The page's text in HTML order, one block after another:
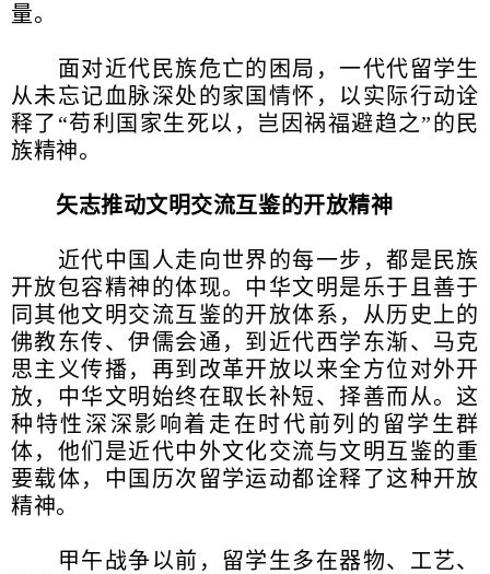
量。
面对近代民族危亡的困局，一代代留学生
从未忘记血脉深处的家国情怀，以实际行动诠
释了“苟利国家生死以，岂因祸福避趋之”的民
族精神。
矢志推动文明交流互鉴的开放精神
近代中国人走向世界的每一步，都是民族
开放包容精神的体现。中华文明是乐于且善于
同其他文明交流互鉴的开放体系，从历史上的
佛教东传、伊儒会通，到近代西学东渐、马克
思主义传播，再到改革开放以来全方位对外开
放，中华文明始终在取长补短、择善而从。这
种特性深深影响着走在时代前列的留学生群
体，他们是近代中外文化交流与文明互鉴的重
要载体，中国历次留学运动都诠释了这种开放
精神。
甲午战争以前，留学生多在器物、工艺、